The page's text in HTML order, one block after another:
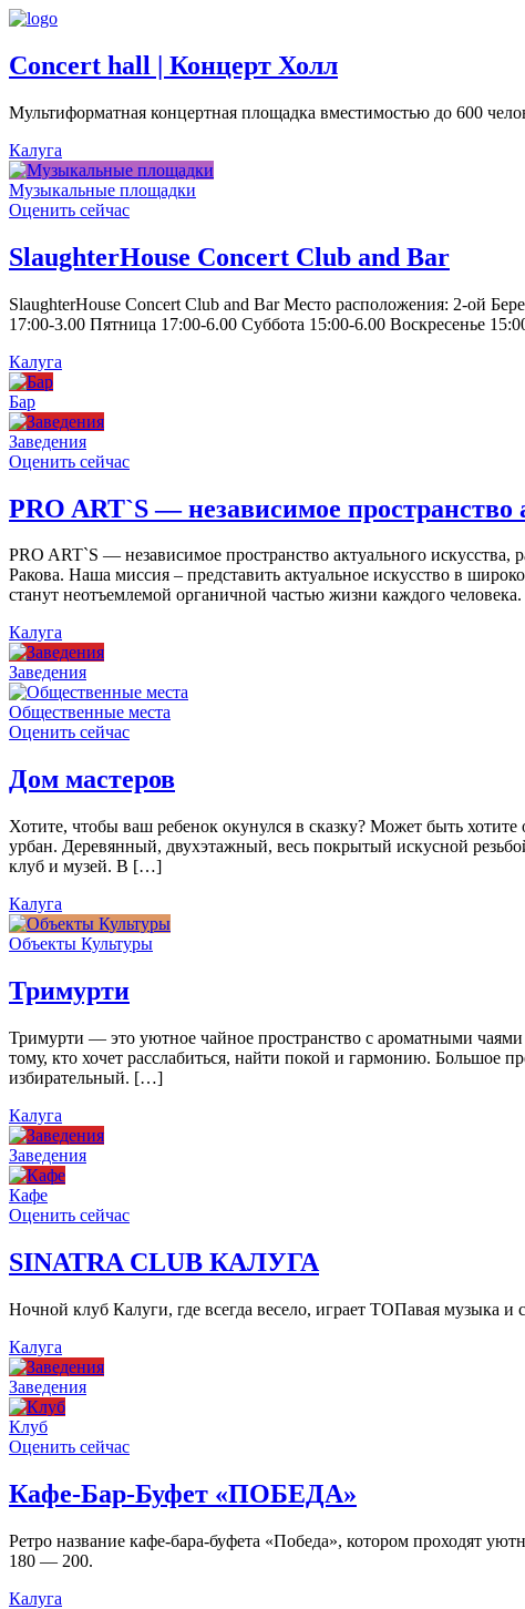
Concert hall | Концерт Холл
Мультиформатная концертная площадка вместимостью до 600
Калуга
Музыкальные площадки
Оценить сейчас
SlaughterHouse Concert Club and Bar
SlaughterHouse Concert Club and Bar Место расположения: 2-ой
17:00-3.00 Пятница 17:00-6.00 Суббота 15:00-6.00 Воскресенье
Калуга
Бар
Заведения
Оценить сейчас
PRO ART`S — независимое пространство
PRO ART`S — независимое пространство актуального
Ракова. Наша миссия – представить актуальное искусство в
станут неотъемлемой органичной частью жизни каждого
Калуга
Заведения
Общественные места
Оценить сейчас
Дом мастеров
Хотите, чтобы ваш ребенок окунулся в сказку? Может быть
урбан. Деревянный, двухэтажный, весь покрытый искусной
клуб и музей. В […]
Калуга
Объекты Культуры
Тримурти
Тримурти — это уютное чайное пространство с ароматными
тому, кто хочет расслабиться, найти покой и гармонию. Большое
избирательный. […]
Калуга
Заведения
Кафе
Оценить сейчас
SINATRA CLUB КАЛУГА
Ночной клуб Калуги, где всегда весело, играет ТОПавая музыка
Калуга
Заведения
Клуб
Оценить сейчас
Кафе-Бар-Буфет «ПОБЕДА»
Ретро название кафе-бара-буфета «Победа», котором проходят
180 — 200.
Калуга